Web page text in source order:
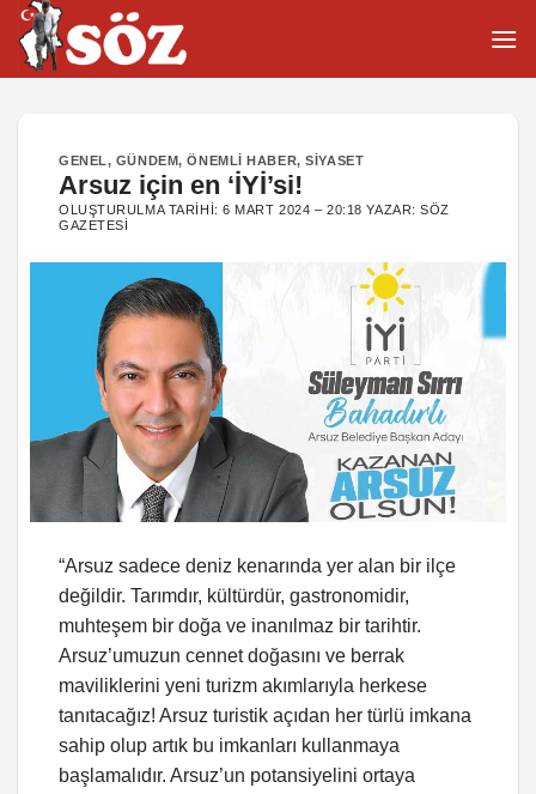
İçeriğe
atla
GENEL, GÜNDEM,ÖNEMLI HABER,SIYASET
Arsuz için en ‘İYİ’si!
OLUŞTURULMA TARIHI:6 MART 2024 – 20:18 YAZAR:SÖZ
GAZETESI
“Arsuz sadece deniz kenarında yer alan bir ilçe
değildir. Tarımdır, kültürdür, gastronomidir,
muhteşem bir doğa ve inanılmaz bir tarihtir.
Arsuz’umuzun cennet doğasını ve berrak
maviliklerini yeni turizm akımlarıyla herkese
tanıtacağız! Arsuz turistik açıdan her türlü imkana
sahip olup artık bu imkanları kullanmaya
başlamalıdır. Arsuz’un potansiyelini ortaya